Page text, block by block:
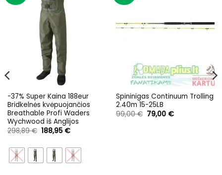
-37% Super Kaina 188eur
Bridkelnės kvėpuojančios
Breathable Profi Waders
Wychwood iš Anglijos
298,89€ Original
price
298,89 €.
188,95 €Current
188,95 €.
Spininigas Continuum Trolling
2.40m 15-25LB
99,00€ Original
price
79,00 €Current